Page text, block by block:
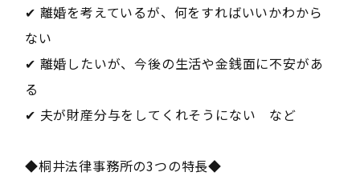
✔ 離婚を考えているが、何をすればいいかわから
ない
✔ 離婚したいが、今後の生活や金銭面に不安があ
る
✔ 夫が財産分与をしてくれそうにない など
◆桐井法律事務所の3つの特長◆